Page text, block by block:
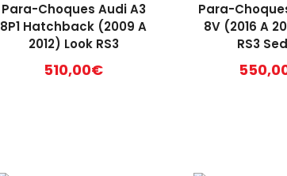
Para-Choques Audi A3
8P1 Hatchback (2009 A
2012) Look RS3
510,00€
Para-
8V (2016 A
RS3